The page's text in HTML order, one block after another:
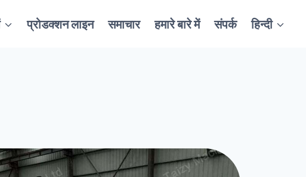
प्रोडक्शन लाइन समाचार हमारे बारे में संपर्क हिन्दी